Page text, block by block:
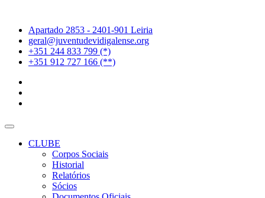
Apartado 2853 - 2401-901 Leiria
geral@juventudevidigalense.org
+351 244 833 799 (*)
+351 912 727 166 (**)
CLUBE
Corpos Sociais
Historial
Relatórios
Sócios